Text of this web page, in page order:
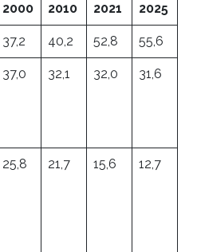
2000 2010 2021 2025
37,2 40,2 52,8 55,6
37,0 32,1 32,0 31,6
25,8 21,7 15,6 12,7